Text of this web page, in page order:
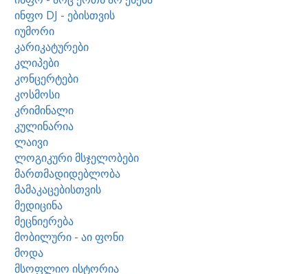
ინფო DJ - ებისთვის
იუმორი
კარიკატურები
კლიპები
კონცერტები
კოსმოსი
კრიმინალი
კულინარია
ლაივი
ლოგიკური მსჯელობები
მართმადიდებლობა
მამაკაცებისთვის
მედიცინა
მეცნიერება
მობილური - აი ფონი
მოდა
მსოფლიო ისტორია